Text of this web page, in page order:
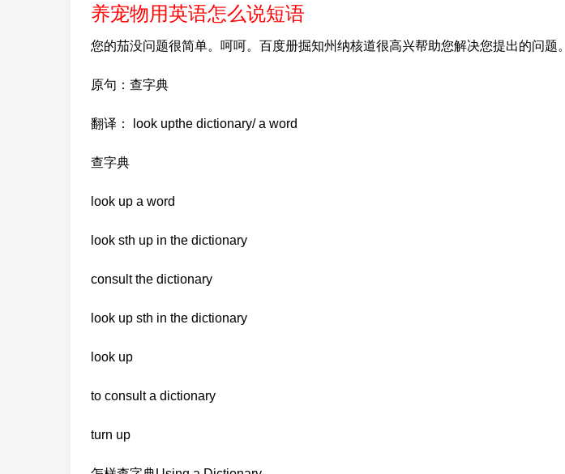
养宠物用英语怎么说短语
您的茄没问题很简单。呵呵。百度册掘知州纳核道很高兴帮助您解决您提出的问题。
原句：查字典
翻译： look upthe dictionary/ a word
查字典
look up a word
look sth up in the dictionary
consult the dictionary
look up sth in the dictionary
look up
to consult a dictionary
turn up